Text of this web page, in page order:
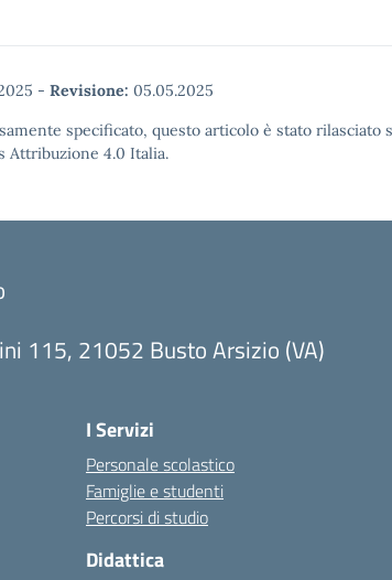
- Revisione: 05.05.2025
specificato, questo articolo è stato rilasciato
Attribuzione 4.0 Italia.
115, 21052 Busto Arsizio (VA)
I Servizi
Personale scolastico
Famiglie e studenti
Percorsi di studio
Didattica